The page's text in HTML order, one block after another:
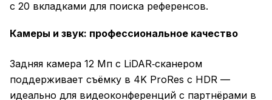
с 20 вкладками для поиска референсов.
Камеры и звук: профессиональное качество
Задняя камера 12 Мп с LiDAR‑сканером
поддерживает съёмку в 4K ProRes с HDR —
идеально для видеоконференций с партнёрами в